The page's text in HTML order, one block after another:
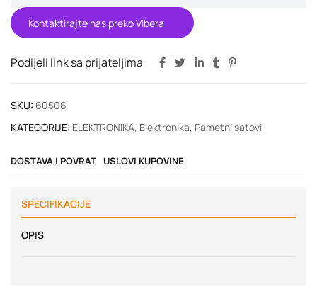
Kontaktirajte nas preko Vibera
Podijeli link sa prijateljima
SKU: 60506
KATEGORIJE: ELEKTRONIKA, Elektronika, Pametni satovi
DOSTAVA I POVRAT USLOVI KUPOVINE
SPECIFIKACIJE
OPIS